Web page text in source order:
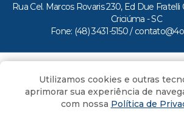
Rua Cel. Marcos Rovaris 230, Ed Due Fratelli
Criciúma - SC
Fone: (48) 3431-5150 /
Todos os direitos reservados ao
Utilizamos cookies e outras
aprimorar sua experiência de
com nossa Política de